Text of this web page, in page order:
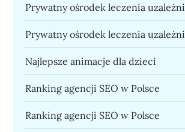
Prywatny ośrodek leczenia
Prywatny ośrodek leczenia
Najlepsze animacje dla dzieci
Ranking agencji SEO w Polsce
Ranking agencji SEO w Polsce